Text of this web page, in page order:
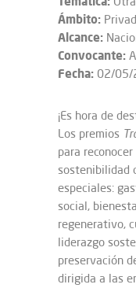
Ámbito:
Alcance:
Convocante:
Fecha: 02/05/
¡Es hora de
Los premios
para
sostenibilidad
especiales:
social,
regenerativo,
liderazgo
preservación
dirigida a las